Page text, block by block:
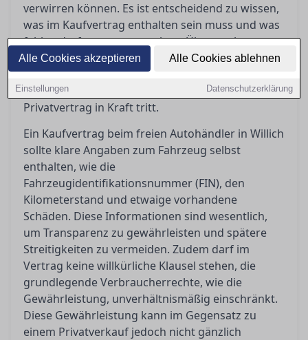
Alle Cookies akzeptieren Alle Cookies ablehnen
Einstellungen Datenschutzerklärung
verwirren können. Es ist entscheidend zu wissen,
was im Kaufvertrag enthalten sein muss und was
fehlen darf, um unangenehme Überraschungen
zu vermeiden. Dieser Artikel gibt Aufschluss
darüber, was der Gewährleistungsausschluss
bedeutet und wann ein Händler- oder
Privatvertrag in Kraft tritt.
Ein Kaufvertrag beim freien Autohändler in Willich
sollte klare Angaben zum Fahrzeug selbst
enthalten, wie die
Fahrzeugidentifikationsnummer (FIN), den
Kilometerstand und etwaige vorhandene
Schäden. Diese Informationen sind wesentlich,
um Transparenz zu gewährleisten und spätere
Streitigkeiten zu vermeiden. Zudem darf im
Vertrag keine willkürliche Klausel stehen, die
grundlegende Verbraucherrechte, wie die
Gewährleistung, unverhältnismäßig einschränkt.
Diese Gewährleistung kann im Gegensatz zu
einem Privatverkauf jedoch nicht gänzlich